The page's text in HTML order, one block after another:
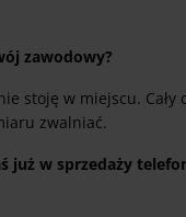
zawodowy?
stoję w miejscu.
zwalniać.
już w sprzedaży